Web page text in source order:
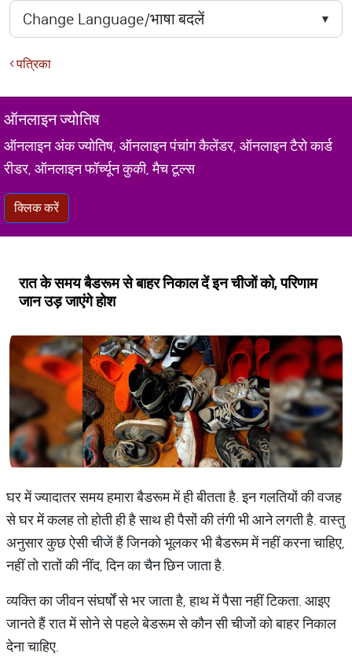
पत्रिका
ऑनलाइन ज्योतिष
ऑनलाइन अंक ज्योतिष, ऑनलाइन पंचांग कैलेंडर, ऑनलाइन टैरो कार्ड
रीडर, ऑनलाइन फॉर्च्यून कुकी, मैच टूल्स
क्लिक करें
रात के समय बैडरूम से बाहर निकाल दें इन चीजों को, परिणाम
जान उड़ जाएंगे होश
घर में ज्यादातर समय हमारा बैडरूम में ही बीतता है. इन गलतियों की वजह
से घर में कलह तो होती ही है साथ ही पैसों की तंगी भी आने लगती है. वास्तु
अनुसार कुछ ऐसी चीजें हैं जिनको भूलकर भी बैडरूम में नहीं करना चाहिए,
नहीं तो रातों की नींद, दिन का चैन छिन जाता है.
व्यक्ति का जीवन संघर्षों से भर जाता है, हाथ में पैसा नहीं टिकता. आइए
जानते हैं रात में सोने से पहले बेडरूम से कौन सी चीजों को बाहर निकाल
देना चाहिए.